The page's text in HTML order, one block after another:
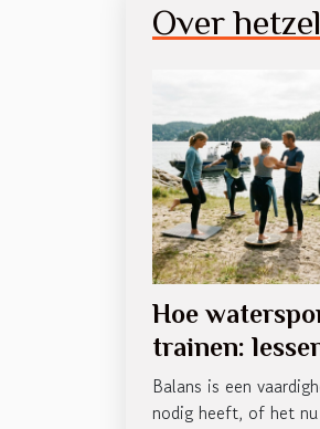
Over
Hoe
trainen:
en kajakken
Balans is een
nodig heeft, of het